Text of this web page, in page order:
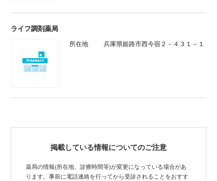
ライフ調剤薬局
所在地 兵庫県姫路市西今宿２－４３１－１
掲載している情報についてのご注意
薬局の情報(所在地、診療時間等)が変更になっている場合があ
ります。事前に電話連絡を行ってから受診されることをおすす